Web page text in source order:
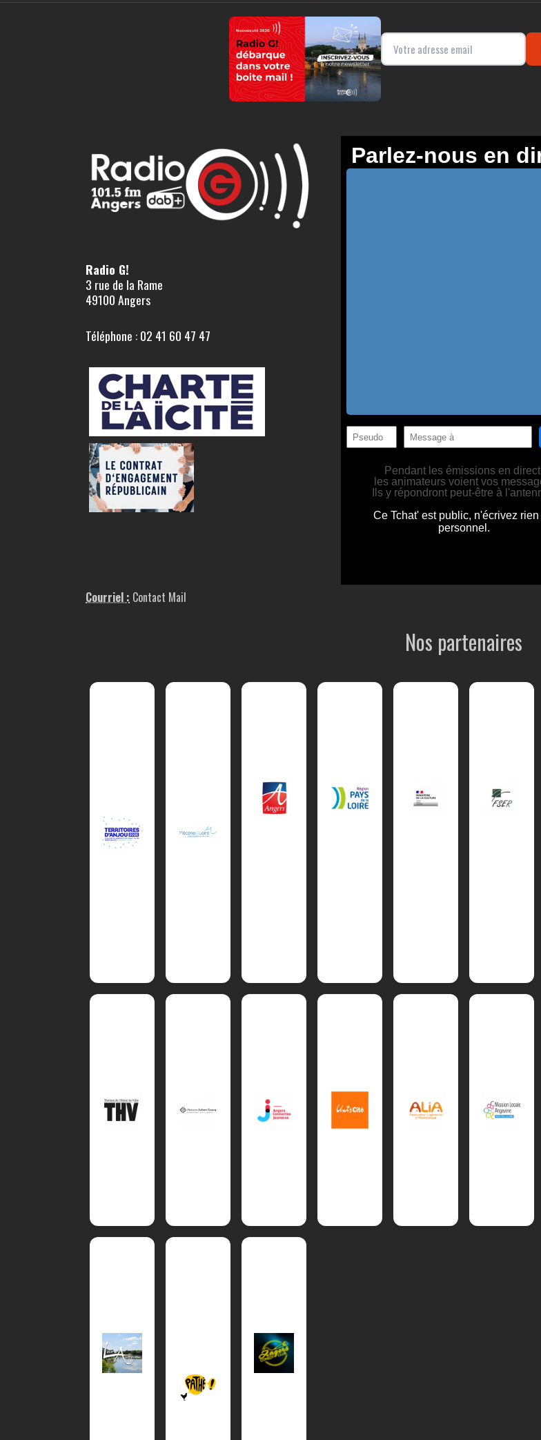
Radio G!
3 rue de la Rame
49100 Angers
Téléphone : 02 41 60 47 47
Courriel : Contact Mail
Nos partenaires